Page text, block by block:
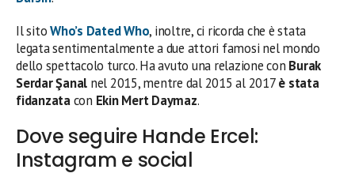
Il sitoWho’s Dated Who, inoltre, ci ricorda che è stata
legata sentimentalmente a due attori famosi nel mondo
dello spettacolo turco. Ha avuto una relazione con Burak
Serdar Şanal nel 2015, mentre dal 2015 al 2017è stata
fidanzatacon Ekin Mert Daymaz.
Dove seguire Hande Ercel:
Instagram e social